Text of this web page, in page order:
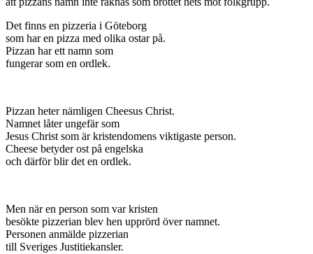
Det finns en pizzeria i Göteborg
som har en pizza med olika ostar på.
Pizzan har ett namn som
fungerar som en ordlek.
Pizzan heter nämligen Cheesus Christ.
Namnet låter ungefär som
Jesus Christ som är kristendomens viktigaste person.
Cheese betyder ost på engelska
och därför blir det en ordlek.
Men när en person som var kristen
besökte pizzerian blev hen upprörd över namnet.
Personen anmälde pizzerian
till Sveriges Justitiekansler.